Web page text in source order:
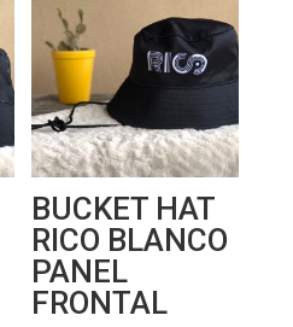
BUCKET HAT
RICO BLANCO
PANEL
FRONTAL